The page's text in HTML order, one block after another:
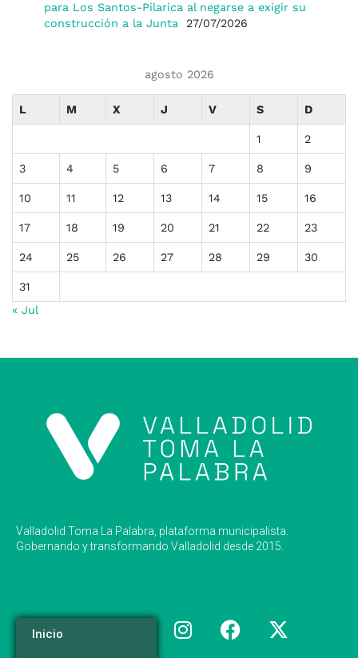
para Los Santos-Pilarica al negarse a exigir su
construcción a la Junta
27/07/2026
agosto 2026
L M X J V S D
1 2
3 4 5 6 7 8 9
10 11 12 13 14 15 16
17 18 19 20 21 22 23
24 25 26 27 28 29 30
31
« Jul
Valladolid Toma La Palabra, plataforma municipalista.
Gobernando y transformando Valladolid desde 2015.
Inicio